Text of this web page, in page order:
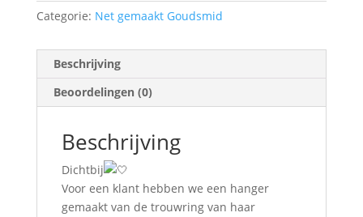
Categorie: Net gemaakt Goudsmid
Beschrijving
Beoordelingen (0)
Beschrijving
Dichtbij
Voor een klant hebben we een hanger
gemaakt van de trouwring van haar